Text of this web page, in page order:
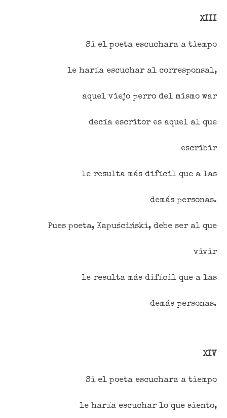
XIII
Si el poeta escuchara a tiempo
le haría escuchar al corresponsal,
aquel viejo perro del mismo war
decía escritor es aquel al que
escribir
le resulta más difícil que a las
demás personas.
Pues poeta, Kapuściński, debe ser al que
vivir
le resulta más difícil que a las
demás personas.
XIV
Si el poeta escuchara a tiempo
le haría escuchar lo que siento,